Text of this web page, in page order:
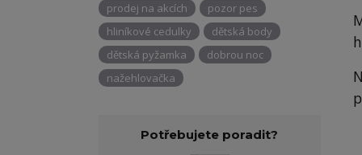
prodej na akcích
pozor pes
hliníkové cedulky
dětská body
dětská pyžamka
dobrou noc
nažehlovačka
Potřebujete poradit?